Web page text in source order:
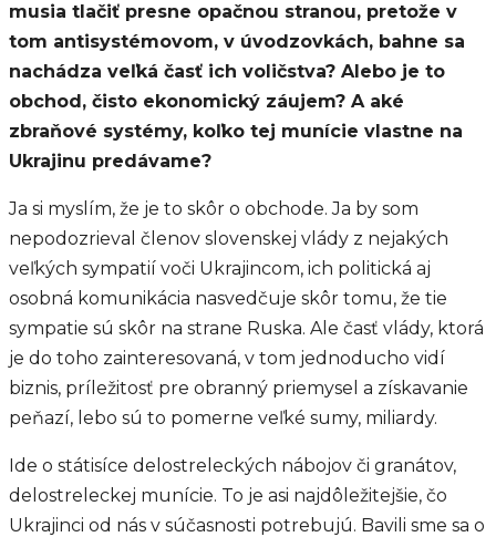
musia tlačiť presne opačnou stranou, pretože v
tom antisystémovom, v úvodzovkách, bahne sa
nachádza veľká časť ich voličstva? Alebo je to
obchod, čisto ekonomický záujem? A aké
zbraňové systémy, koľko tej munície vlastne na
Ukrajinu predávame?
Ja si myslím, že je to skôr o obchode. Ja by som
nepodozrieval členov slovenskej vlády z nejakých
veľkých sympatií voči Ukrajincom, ich politická aj
osobná komunikácia nasvedčuje skôr tomu, že tie
sympatie sú skôr na strane Ruska. Ale časť vlády, ktorá
je do toho zainteresovaná, v tom jednoducho vidí
biznis, príležitosť pre obranný priemysel a získavanie
peňazí, lebo sú to pomerne veľké sumy, miliardy.
Ide o státisíce delostreleckých nábojov či granátov,
delostreleckej munície. To je asi najdôležitejšie, čo
Ukrajinci od nás v súčasnosti potrebujú. Bavili sme sa o